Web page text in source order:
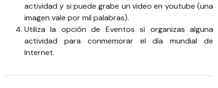
actividad y si puede grabe un video en youtube (una
imagen vale por mil palabras).
Utiliza la opción de Eventos si organizas alguna
actividad para conmemorar el día mundial de
Internet.